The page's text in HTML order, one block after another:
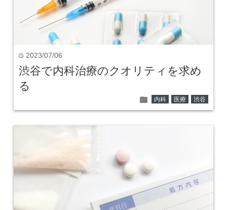
time 2023/07/06
渋谷で内科治療のクオリティを求め
る
folder 内科 医療 渋谷